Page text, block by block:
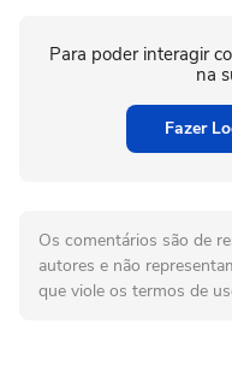
Para poder interagir
na
Fazer
Os comentários são de
autores e não
que viole os termos de